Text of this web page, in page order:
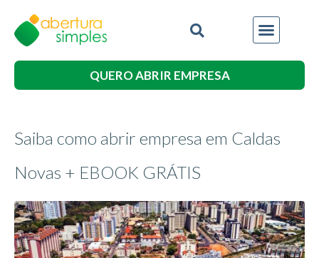
QUERO ABRIR EMPRESA
Saiba como abrir empresa em Caldas
Novas + EBOOK GRÁTIS